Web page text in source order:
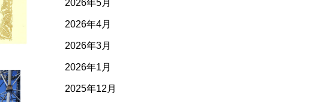
2026年5月
2026年4月
2026年3月
2026年1月
2025年12月